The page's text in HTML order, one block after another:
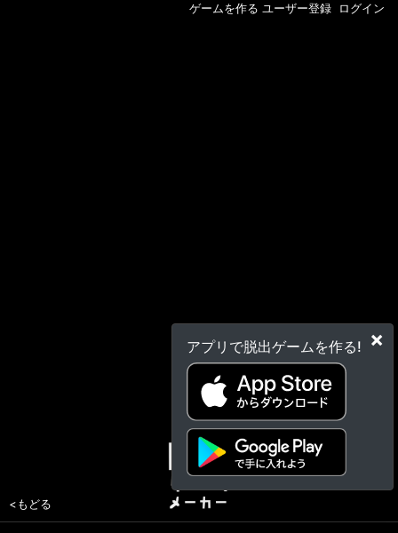
×
アプリで脱出ゲームを作る!
ゲームを作る ユーザー登録 ログイン
<もどる